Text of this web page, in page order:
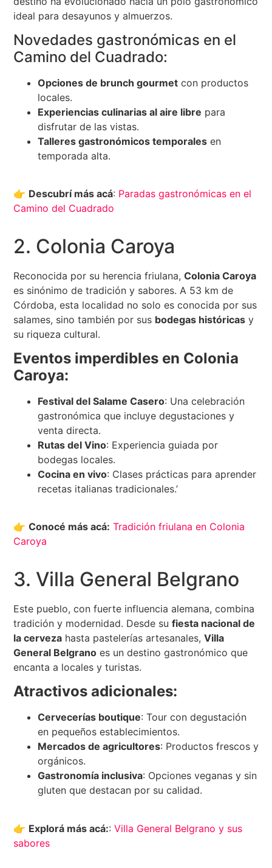
ideal para desayunos y almuerzos.
Novedades gastronómicas en el
Camino del Cuadrado:
Opciones de brunch gourmet con productos
locales.
Experiencias culinarias al aire libre para
disfrutar de las vistas.
Talleres gastronómicos temporales en
temporada alta.
👉 Descubrí más acá: Paradas gastronómicas en el
Camino del Cuadrado
2. Colonia Caroya
Reconocida por su herencia friulana, Colonia Caroya
es sinónimo de tradición y sabores. A 53 km de
Córdoba, esta localidad no solo es conocida por sus
salames, sino también por sus bodegas históricas y
su riqueza cultural.
Eventos imperdibles en Colonia
Caroya:
Festival del Salame Casero: Una celebración
gastronómica que incluye degustaciones y
venta directa.
Rutas del Vino: Experiencia guiada por
bodegas locales.
Cocina en vivo: Clases prácticas para aprender
recetas italianas tradicionales.’
👉 Conocé más acá: Tradición friulana en Colonia
Caroya
3. Villa General Belgrano
Este pueblo, con fuerte influencia alemana, combina
tradición y modernidad. Desde su fiesta nacional de
la cerveza hasta pastelerías artesanales, Villa
General Belgrano es un destino gastronómico que
encanta a locales y turistas.
Atractivos adicionales:
Cervecerías boutique: Tour con degustación
en pequeños establecimientos.
Mercados de agricultores: Productos frescos y
orgánicos.
Gastronomía inclusiva: Opciones veganas y sin
gluten que destacan por su calidad.
👉 Explorá más acá:: Villa General Belgrano y sus
sabores